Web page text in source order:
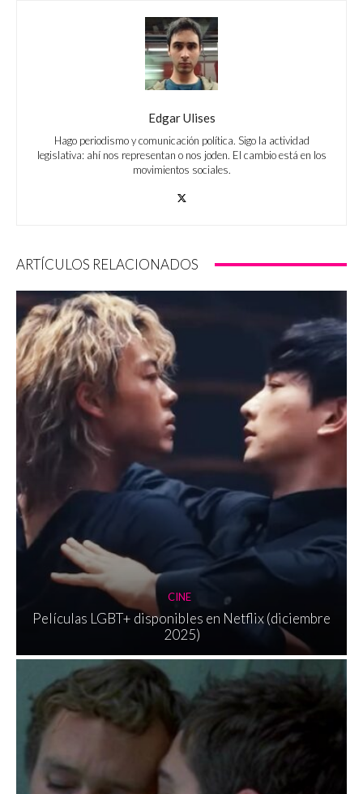
Edgar Ulises
Hago periodismo y comunicación política. Sigo la actividad
legislativa: ahí nos representan o nos joden. El cambio está en los
movimientos sociales.
ARTÍCULOS RELACIONADOS
CINE
Películas LGBT+ disponibles en Netflix (diciembre
2025)